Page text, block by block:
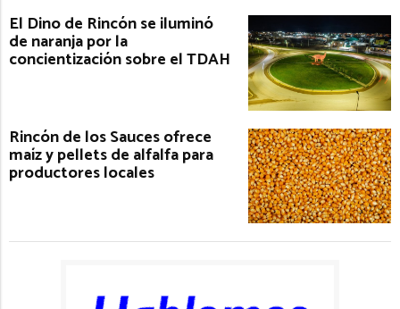
El Dino de Rincón se iluminó
de naranja por la
concientización sobre el TDAH
Rincón de los Sauces ofrece
maíz y pellets de alfalfa para
productores locales